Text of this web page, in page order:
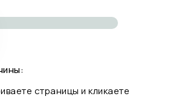
страницы и кликаете